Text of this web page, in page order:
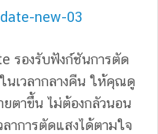
รองรับฟังก์ชันการตัด
นเวลากลางคืน ให้คุณดู
ตาขึ้น ไม่ต้องกลัวนอน
าการตัดแสงได้ตามใจ